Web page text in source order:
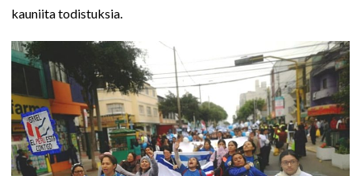
kauniita todistuksia.